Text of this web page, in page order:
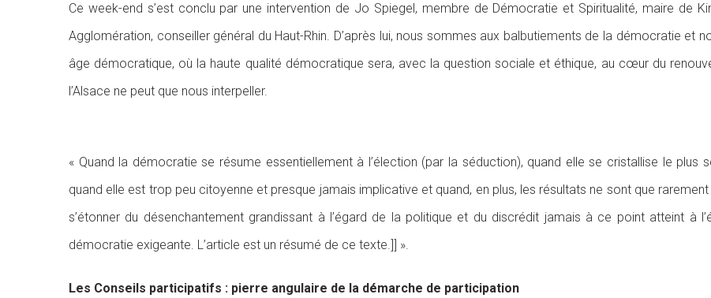
Ce week-end s’est conclu par une intervention de Jo Spiegel, membre de Démocratie et Spiritualité, maire de
Agglomération, conseiller général du Haut-Rhin. D’après lui, nous sommes aux balbutiements de la démocratie et
âge démocratique, où la haute qualité démocratique sera, avec la question sociale et éthique, au cœur du
l’Alsace ne peut que nous interpeller.
« Quand la démocratie se résume essentiellement à l’élection (par la séduction), quand elle se cristallise le plus
quand elle est trop peu citoyenne et presque jamais implicative et quand, en plus, les résultats ne sont que
s’étonner du désenchantement grandissant à l’égard de la politique et du discrédit jamais à ce point atteint à
démocratie exigeante. L’article est un résumé de ce texte.]] ».
Les Conseils participatifs : pierre angulaire de la démarche de participation